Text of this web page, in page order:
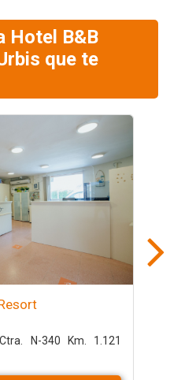
Hotel B&B
que te
N-340 Km. 1.121